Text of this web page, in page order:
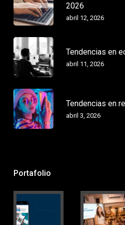
2026
abril 12, 2026
Tendencias en
abril 11, 2026
Tendencias en
abril 3, 2026
Portafolio